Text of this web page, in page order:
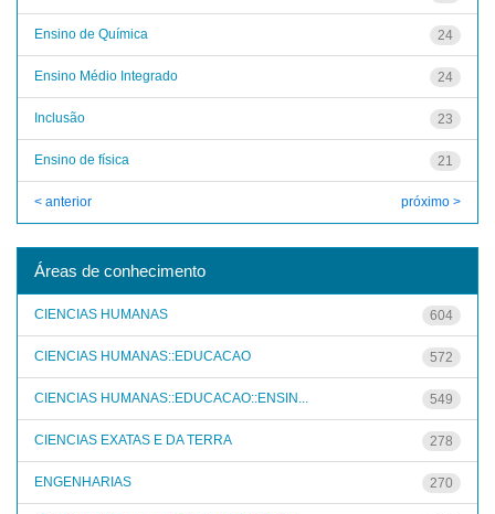
24
Ensino de Química
24
Ensino Médio Integrado
23
Inclusão
21
Ensino de física
< anterior próximo >
Áreas de conhecimento
604
CIENCIAS HUMANAS
572
CIENCIAS HUMANAS::EDUCACAO
549
CIENCIAS HUMANAS::EDUCACAO::ENSIN...
278
CIENCIAS EXATAS E DA TERRA
270
ENGENHARIAS